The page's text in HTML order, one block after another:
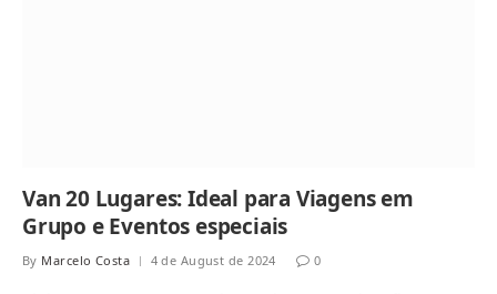
Van 20 Lugares: Ideal para Viagens em
Grupo e Eventos especiais
By Marcelo Costa 4 de August de 2024 0